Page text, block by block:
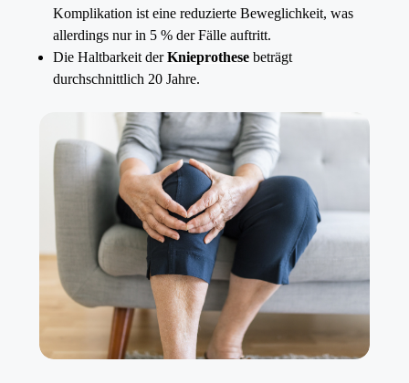
Komplikation ist eine reduzierte Beweglichkeit, was
allerdings nur in 5 % der Fälle auftritt.
Die Haltbarkeit derKnieprothese beträgt
durchschnittlich 20 Jahre.